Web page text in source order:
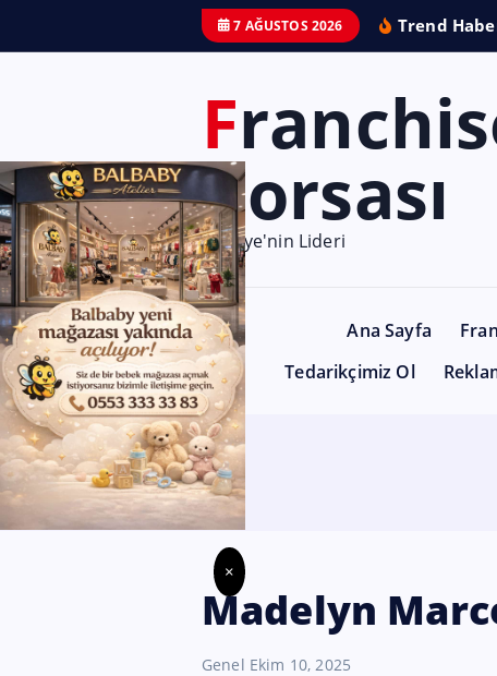
7 AĞUSTOS 2026 Trend
Franchise
Borsası
Türkiye'nin Lideri
Ana Sayfa
Tedarikçimiz Ol
Madelyn
Genel Ekim 10, 2025
×